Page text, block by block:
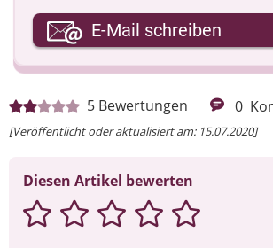
5 Bewertungen 0
[Veröffentlicht oder aktualisiert am: 15.07.2020]
Diesen Artikel bewerten
Ihre E-Mail-Adresse
Ihre Nachricht
E-Mail schreiben